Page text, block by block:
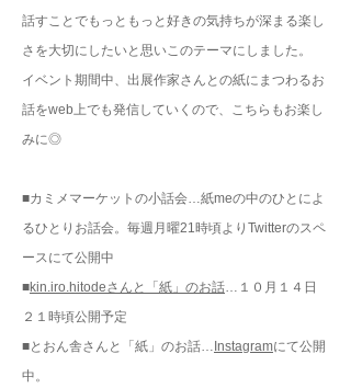
話すことでもっともっと好きの気持ちが深まる楽し
さを大切にしたいと思いこのテーマにしました。
イベント期間中、出展作家さんとの紙にまつわるお
話をweb上でも発信していくので、こちらもお楽し
みに◎
■カミメマーケットの小話会…紙meの中のひとによ
るひとりお話会。毎週月曜21時頃よりTwitterのスペ
ースにて公開中
■kin.iro.hitodeさんと「紙」のお話…１０月１４日
２１時頃公開予定
■とおん舎さんと「紙」のお話… Instagramにて公開
中。